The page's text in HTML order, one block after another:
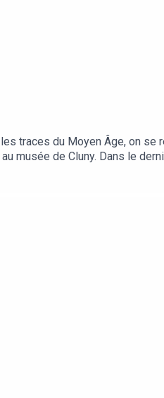
traces du Moyen Âge, on se
musée de Cluny. Dans le
traces du Paris médiéval et
et Réalisation :